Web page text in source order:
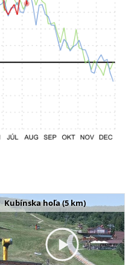
Kubínska hoľa (5 km)